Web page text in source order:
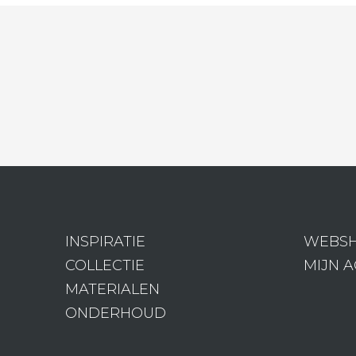
INSPIRATIE
COLLECTIE
MATERIALEN
ONDERHOUD
MIJN